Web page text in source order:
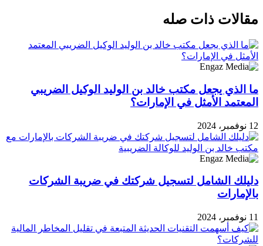
مقالات ذات صله
ما الذي يجعل مكتب خالد بن الوليد الوكيل الضريبي
المعتمد الأمثل في الإمارات؟
12 نوفمبر، 2024
دليلك الشامل لتسجيل شركتك في ضريبة الشركات
بالإمارات
11 نوفمبر، 2024